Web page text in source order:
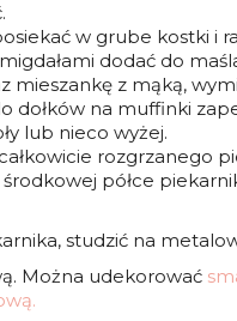
w grube kostki i
dodać do
mieszankę z mąką,
dołków na muffinki
lub nieco wyżej.
rozgrzanego
półce
studzić na
Można udekorować